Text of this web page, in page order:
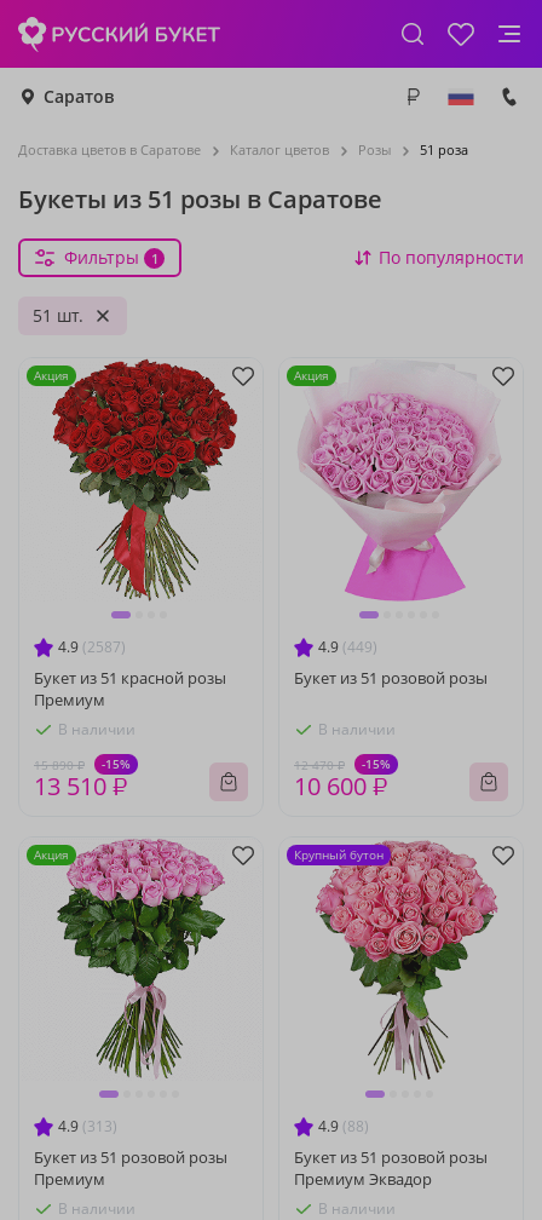
Саратов
Доставка цветов в Саратове Каталог цветов Розы 51 роза
Букеты из 51 розы в Саратове
Фильтры 1 По популярности
51 шт.
4.9 (2587)
Букет из 51 красной розы
Премиум
В наличии
15 890 ₽ -15%
13 510 ₽
Акция
4.9 (449)
Букет из 51 розовой розы
В наличии
12 470 ₽ -15%
10 600 ₽
Акция
4.9 (313)
Букет из 51 розовой розы
Премиум
В наличии
Акция
4.9 (88)
Букет из 51 розовой розы
Премиум Эквадор
В наличии
Крупный бутон